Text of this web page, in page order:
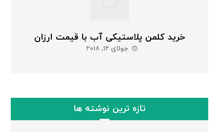
خرید کلمن پلاستیکی آب با قیمت ارزان
جولای ۱۲, ۲۰۱۸
تازه ترین نوشته ها